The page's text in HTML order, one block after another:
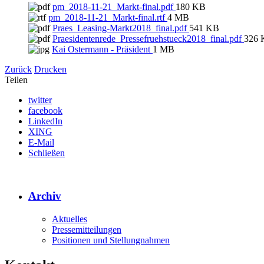
pm_2018-11-21_Markt-final.pdf 180 KB
pm_2018-11-21_Markt-final.rtf4 MB
Praes_Leasing-Markt2018_final.pdf 541 KB
Praesidentenrede_Pressefruehstueck2018_final.pdf326
Kai Ostermann - Präsident 1 MB
Zurück Drucken
Teilen
twitter
facebook
LinkedIn
XING
E-Mail
Schließen
Archiv
Aktuelles
Pressemitteilungen
Positionen und Stellungnahmen